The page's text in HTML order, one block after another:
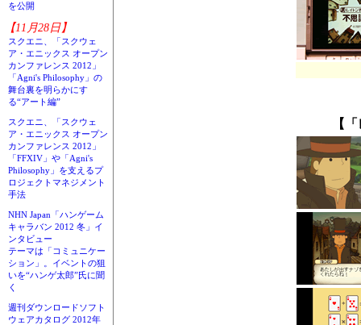
を公開
【11月28日】
スクエニ、「スクウェ
ア・エニックス オープン
カンファレンス 2012」
「Agni's Philosophy」の
舞台裏を明らかにす
る“アート編”
スクエニ、「スクウェ
ア・エニックス オープン
カンファレンス 2012」
「FFXIV」や「Agni's
Philosophy」を支えるプ
ロジェクトマネジメント
手法
NHN Japan「ハンゲーム
キャラバン 2012 冬」イ
ンタビュー
テーマは「コミュニケー
ション」。イベントの狙
いを“ハンゲ太郎”氏に聞
く
週刊ダウンロードソフト
ウェアカタログ 2012年
【